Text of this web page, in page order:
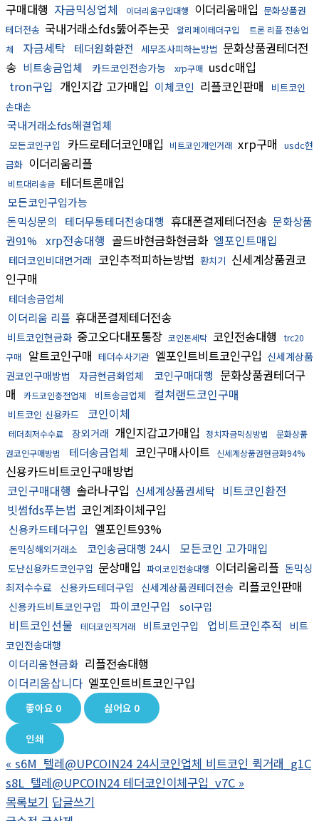
구매대행 자금믹싱업체 이더리움구입대행 이더리움매입 문화상품권
테더전송 국내거래소fds뚫어주는곳 알리페이테더구입
트론 리플 전송업
체
자금세탁 테더원화환전 세무조사피하는방법 문화상품권테더전
송 비트송금업체 카드코인전송가능 xrp구매 usdc매입
tron구입 개인지갑 고가매입 이체코인 리플코인판매
비트코인
손대손
국내거래소fds해결업체
모든코인구입 카드로테더코인매입 비트코인개인거래 xrp구매 usdc현
금화 이더리움리플
비트대리송금 테더트론매입
모든코인구입가능
돈믹싱문의
테더무통테더전송대행 휴대폰결제테더전송 문화상품
권91%
xrp전송대행 골드바현금화현금화 엘포인트매입
테더코인비대면거래 코인추적피하는방법 환치기 신세계상품권코
인구매
테더송금업체
이더리움 리플 휴대폰결제테더전송
비트코인현금화 중고오다대포통장 코인돈세탁 코인전송대행
trc20
구매
알트코인구매 테더수사기관 엘포인트비트코인구입 신세계상품
권코인구매방법
자금현금화업체 코인구매대행 문화상품권테더구
매
카드코인충전업체 비트송금업체 컬쳐랜드코인구매
비트코인 신용카드 코인이체
테더최저수수료 장외거래 개인지갑고가매입 정치자금믹싱방법
문화상품
권코인구매방법
테더송금업체 코인구매사이트 신세계상품권현금화94%
신용카드비트코인구매방법
코인구매대행 솔라나구입 신세계상품권세탁 비트코인환전
빗썸fds푸는법 코인계좌이체구입
신용카드테더구입 엘포인트93%
돈믹싱해외거래소 코인송금대행 24시 모든코인 고가매입
도난신용카드코인구입 문상매입 파이코인전송대행 이더리움리플 돈믹싱
최저수수료
신용카드테더구입 신세계상품권테더전송 리플코인판매
신용카드비트코인구입 파이코인구입 sol구입
비트코인선물 테더코인직거래 비트코인구입 업비트코인추적
비트
코인전송대행
이더리움현금화 리플전송대행
이더리움삽니다 엘포인트비트코인구입
좋아요 0 싫어요 0
인쇄
« s6M_텔레@UPCOIN24 24시코인업체 비트코인 퀵거래_g1C
s8L_텔레@UPCOIN24 테더코인이체구입_v7C »
목록보기 답글쓰기